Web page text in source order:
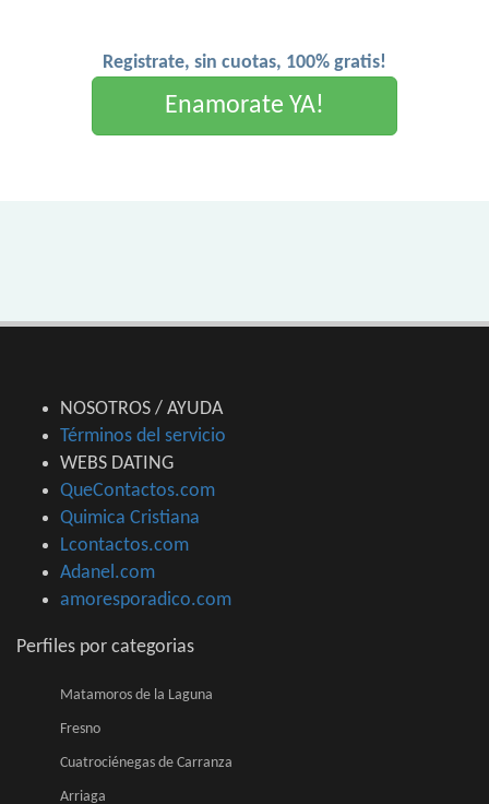
Registrate, sin cuotas, 100% gratis!
Enamorate YA!
NOSOTROS / AYUDA
Términos del servicio
WEBS DATING
QueContactos.com
Quimica Cristiana
Lcontactos.com
Adanel.com
amoresporadico.com
Perfiles por categorias
Matamoros de la Laguna
Fresno
Cuatrociénegas de Carranza
Arriaga